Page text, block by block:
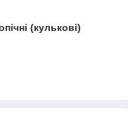
(кулькові)